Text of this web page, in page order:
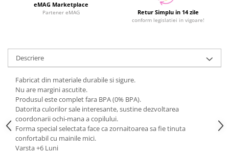
eMAG Marketplace
Partener eMAG Retur Simplu in 14 zile
conform legislatiei in vigoare!
Descriere
Fabricat din materiale durabile si sigure.
Nu are margini ascutite.
Produsul este complet fara BPA (0% BPA).
Datorita culorilor sale interesante, sustine dezvoltarea
coordonarii ochi-mana a copilului.
Forma special selectata face ca zornaitoarea sa fie tinuta
confortabil cu mainile mici.
Varsta +6 Luni